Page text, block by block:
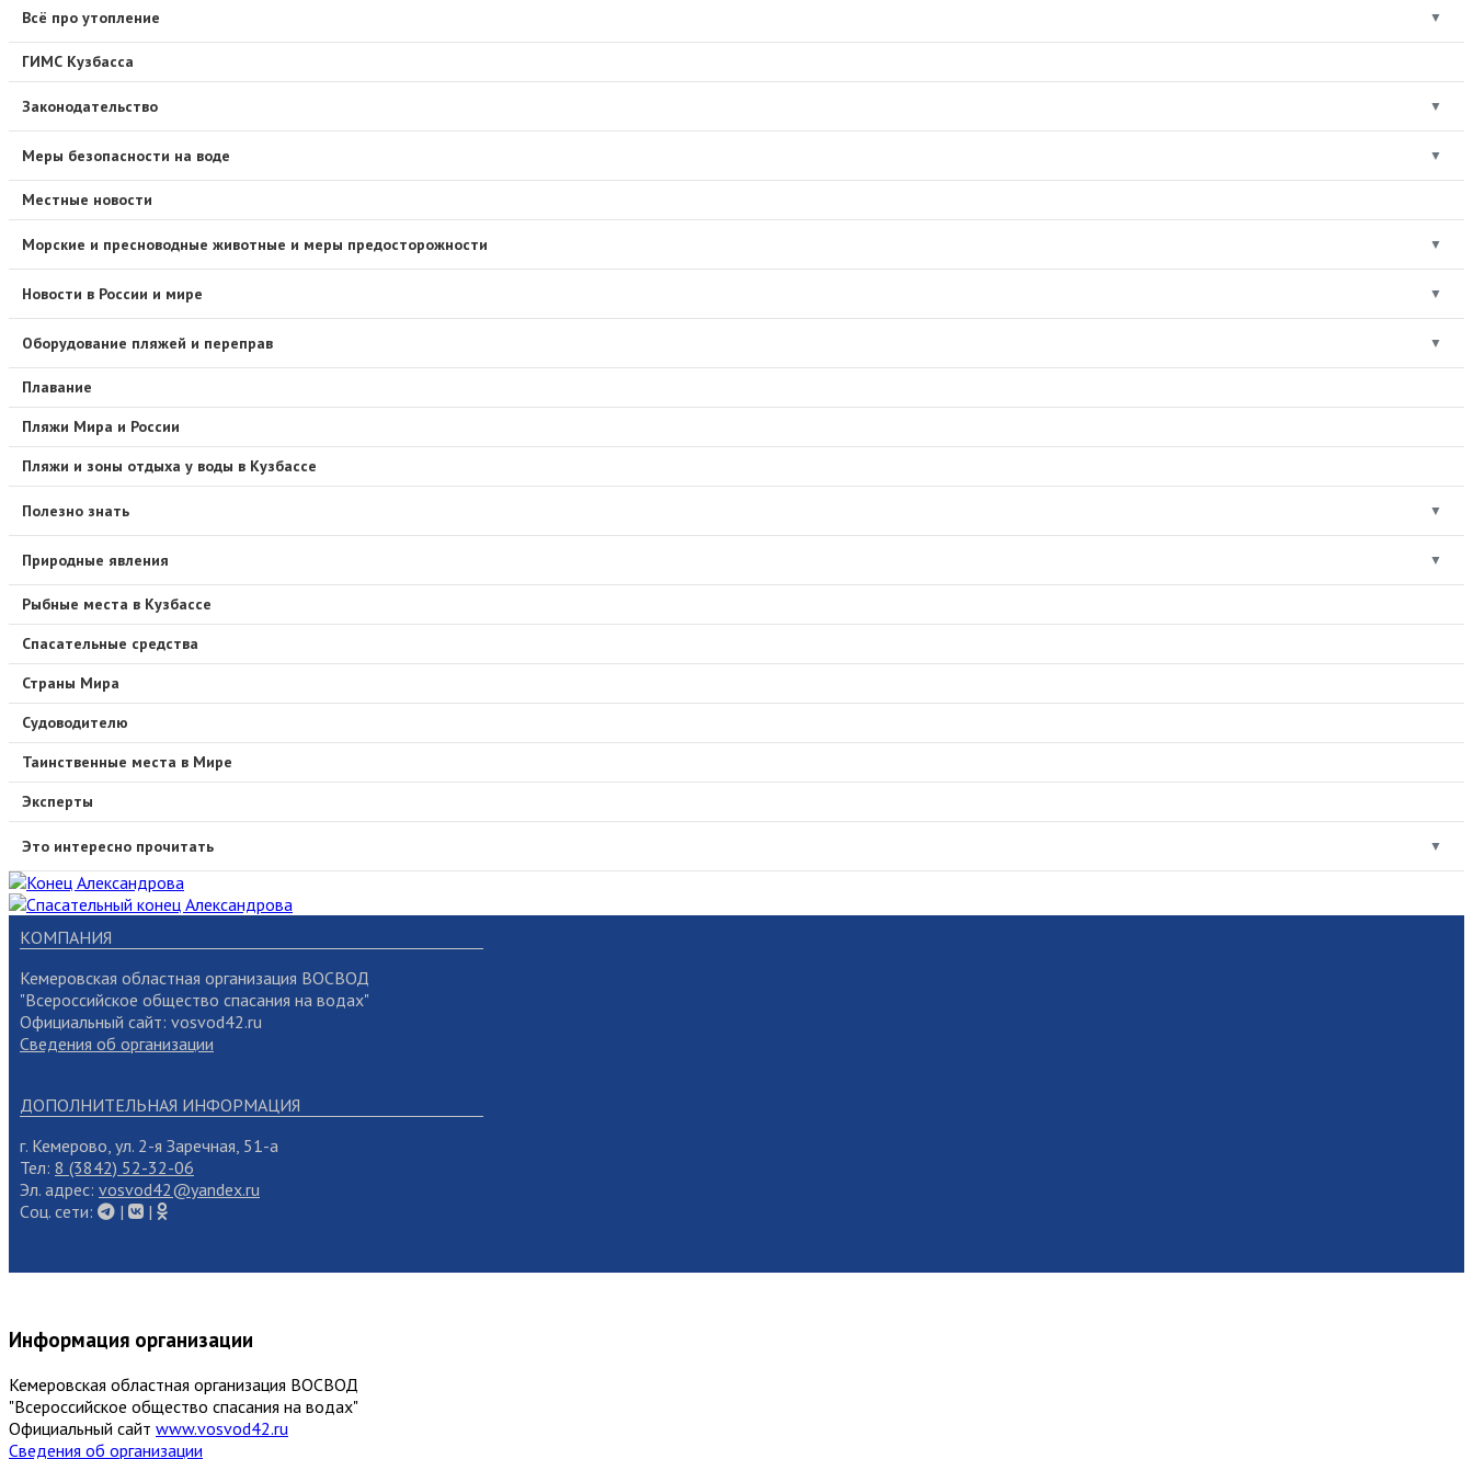
Всё про утопление ▼
ГИМС Кузбасса
Законодательство ▼
Меры безопасности на воде ▼
Местные новости
Морские и пресноводные животные и меры предосторожности ▼
Новости в России и мире ▼
Оборудование пляжей и переправ ▼
Плавание
Пляжи Мира и России
Пляжи и зоны отдыха у воды в Кузбассе
Полезно знать ▼
Природные явления ▼
Рыбные места в Кузбассе
Спасательные средства
Страны Мира
Судоводителю
Таинственные места в Мире
Эксперты
Это интересно прочитать ▼
КОМПАНИЯ
Кемеровская областная организация ВОСВОД
"Всероссийское общество спасания на водах"
Официальный сайт: vosvod42.ru
Сведения об организации
ДОПОЛНИТЕЛЬНАЯ ИНФОРМАЦИЯ
г. Кемерово, ул. 2-я Заречная, 51-а
Тел: 8 (3842) 52-32-06
Эл. адрес: vosvod42@yandex.ru
Cоц. сети:
| |
Информация организации
Кемеровская областная организация ВОСВОД
"Всероссийское общество спасания на водах"
Официальный сайт www.vosvod42.ru
Сведения об организации